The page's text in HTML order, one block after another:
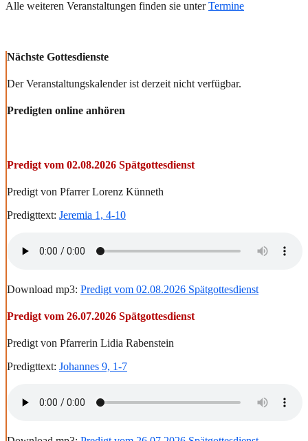
Alle weiteren Veranstaltungen finden sie unterTermine
Nächste Gottesdienste
Der Veranstaltungskalender ist derzeit nicht verfügbar.
Predigten online anhören
Predigt vom 02.08.2026 Spätgottesdienst
Predigt von Pfarrer Lorenz Künneth
Predigttext: Jeremia 1, 4-10
Download mp3: Predigt vom 02.08.2026 Spätgottesdienst
Predigt vom 26.07.2026 Spätgottesdienst
Predigt von Pfarrerin Lidia Rabenstein
Predigttext: Johannes 9, 1-7